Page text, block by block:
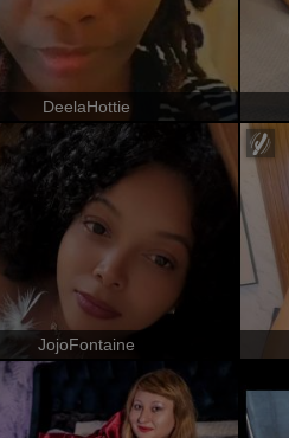
DeelaHottie
JojoFontaine